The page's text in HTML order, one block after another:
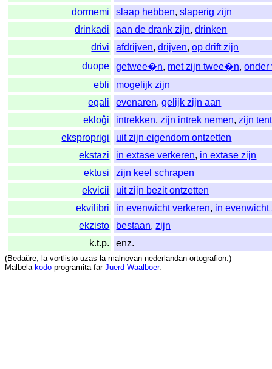
dormemi
slaap hebben,slaperig zijn
drinkadi
aan de drank zijn,drinken
drivi
afdrijven,drijven,op drift zijn
duope
getwee�n, met zijn twee�n,onder
ebli
mogelijk zijn
egali
evenaren,gelijk zijn aan
ekloĝi
intrekken,zijn intrek nemen,zijn
eksproprigi
uit zijn eigendom ontzetten
ekstazi
in extase verkeren, in extase zijn
ektusi
zijn keel schrapen
ekvicii
uit zijn bezit ontzetten
ekvilibri
in evenwicht verkeren, in evenwicht
ekzisto
bestaan,zijn
k.t.p.
enz.
(Bedaŭre, la vortlisto uzas la malnovan nederlandan ortografion.)
Malbela kodo programita far Juerd Waalboer.